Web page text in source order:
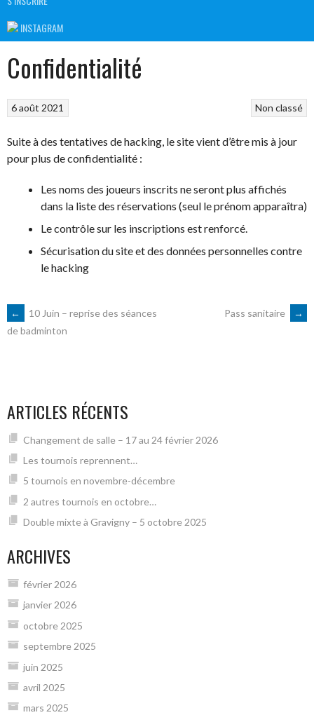
INSTAGRAM
Confidentialité
Non classé
6 août 2021
Suite à des tentatives de hacking, le site vient d’être mis à jour
pour plus de confidentialité :
Les noms des joueurs inscrits ne seront plus affichés
dans la liste des réservations (seul le prénom apparaîtra)
Le contrôle sur les inscriptions est renforcé.
Sécurisation du site et des données personnelles contre
le hacking
NAVIGATION
ARTICLES
←
10 Juin – reprise des séances
de badminton
Pass sanitaire →
ARTICLES RÉCENTS
Changement de salle – 17 au 24 février 2026
Les tournois reprennent…
5 tournois en novembre-décembre
2 autres tournois en octobre…
Double mixte à Gravigny – 5 octobre 2025
ARCHIVES
février 2026
janvier 2026
octobre 2025
septembre 2025
juin 2025
avril 2025
mars 2025